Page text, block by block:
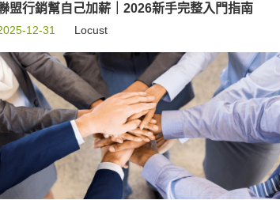
盟行銷幫自己加薪｜2026新手完整入門指南
12-31 Locust